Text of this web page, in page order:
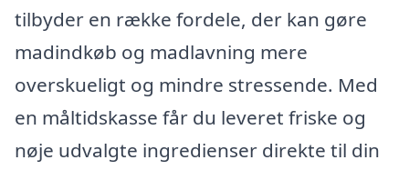
tilbyder en række fordele, der kan gøre
madindkøb og madlavning mere
overskueligt og mindre stressende. Med
en måltidskasse får du leveret friske og
nøje udvalgte ingredienser direkte til din